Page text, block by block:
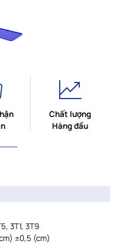
Chất lượng
Hàng đầu
3T1, 3T9
±0,5 (cm)